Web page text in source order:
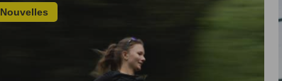
Nouvelles